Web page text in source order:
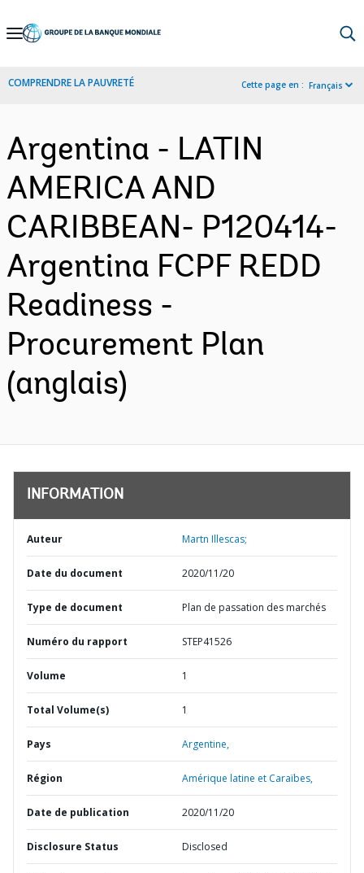
Skip
Navigation
COMPRENDRE LA PAUVRETÉ Cette page en : Français
Argentina - LATIN
AMERICA AND
CARIBBEAN- P120414-
Argentina FCPF REDD
Readiness -
Procurement Plan
(anglais)
INFORMATION
Auteur Martn Illescas;
Date du document 2020/11/20
Type de document Plan de passation des marchés
Numéro du rapport STEP41526
Volume 1
Total Volume(s) 1
Pays Argentine,
Région Amérique latine et Caraïbes,
Date de publication 2020/11/20
Disclosure Status Disclosed